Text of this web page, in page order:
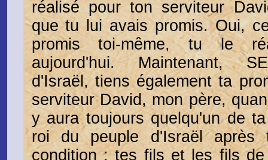
réalisé pour ton serviteur
que tu lui avais promis. Oui,
promis toi-même, tu le
aujourd'hui. Maintenant,
d'Israël, tiens également ta
serviteur David, mon père,
y aura toujours quelqu'un de
roi du peuple d'Israël
condition : tes fils et les fils